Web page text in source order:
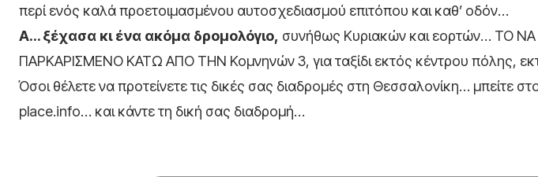
περί ενός καλά προετοιμασμένου αυτοσχεδιασμού επιτόπου και καθ’ οδόν…
Α… ξέχασα κι ένα ακόμα δρομολόγιο, συνήθως Κυριακών και εορτών… ΤΟ
ΠΑΡΚΑΡΙΣΜΕΝΟ ΚΑΤΩ ΑΠΟ ΤΗΝ Κομνηνών 3, για ταξίδι εκτός κέντρου πόλης,
Όσοι θέλετε να προτείνετε τις δικές σας διαδρομές στη Θεσσαλονίκη… μπείτε
place.info… και κάντε τη δική σας διαδρομή…